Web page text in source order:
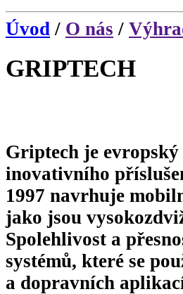
Úvod / O nás /
GRIPTECH
Griptech je
inovativního
1997 navrhuje
jako jsou
Spolehlivost a
systémů, které se
a dopravních